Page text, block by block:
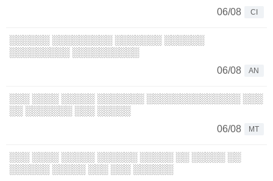
06/08
CI
░░░░░░ ░░░░░░░░░ ░░░░░░░ ░░░░░░
░░░░░░░░░ ░░░░░░░░░░
06/08
AN
░░░ ░░░░ ░░░░░ ░░░░░░░ ░░░░░░░░░░░░░░ ░░░
░░ ░░░░░░░ ░░░ ░░░░░
06/08
MT
░░░ ░░░░ ░░░░░ ░░░░░░ ░░░░░ ░░ ░░░░░ ░░
░░░░░░ ░░░░░ ░░░ ░░░ ░░░░░░